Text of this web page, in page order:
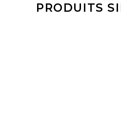
PRODUITS